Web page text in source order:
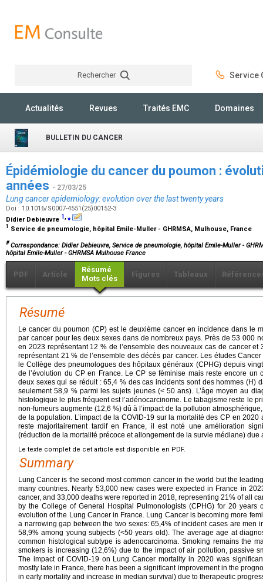
Rechercher Service
Actualités Revues Traités EMC Domaines
BULLETIN DU CANCER
Épidémiologie du cancer du poumon :
années - 27/03/25
Lung cancer epidemiology: evolution over the last twenty years
Doi : 10.1016/S0007-4551(25)00152-3
Didier Debieuvre 1,⁎
1 Service de pneumologie, hôpital Emile-Muller - GHRMSA, Mulhouse, France
#Correspondance: Didier Debieuvre, Service de pneumologie, hôpital Emile-Muller -
hôpital Emile-Muller - GHRMSA Mulhouse France
PDF Article
Résumé
Mots clés
Figures Tableaux
Résumé
Le cancer du poumon (CP) est le deuxième cancer en incidence dans le
par cancer pour les deux sexes dans de nombreux pays. Près de 53 000
en 2023 représentant 12 % de l’ensemble des nouveaux cas de cancer
représentant 21 % de l’ensemble des décès par cancer. Les études
le Collège des pneumologues des hôpitaux généraux (CPHG) depuis
de l’évolution du CP en France. Le CP se féminise mais reste encore un
deux sexes qui se réduit : 65,4 % des cas incidents sont des hommes (H)
seulement 58,9 % parmi les sujets jeunes (< 50 ans). L’âge moyen au
histologique le plus fréquent est l’adénocarcinome. Le tabagisme reste le
non-fumeurs augmente (12,6 %) dû à l’impact de la pollution
de la population. L’impact de la COVID-19 sur la mortalité des CP en
reste majoritairement tardif en France, il est noté une amélioration
(réduction de la mortalité précoce et allongement de la survie médiane) due
Le texte complet de cet article est disponible en PDF.
Summary
Lung Cancer is the second most common cancer in the world but the
many countries. Nearly 53,000 new cases were expected in France in
cancer, and 33,000 deaths were reported in 2018, representing 21% of all
by the College of General Hospital Pulmonologists (CPHG) for 20 years
evolution of the Lung Cancer in France. Lung Cancer is becoming more
a narrowing gap between the two sexes: 65,4% of incident cases are men
58,9% among young subjects (<50 years old). The average age at
common histological subtype is adenocarcinoma. Smoking remains the
smokers is increasing (12,6%) due to the impact of air pollution, passive
The impact of COVID-19 on Lung Cancer mortality in 2020 was
mostly late in France, there has been a significant improvement in the
in early mortality and increase in median survival) due to therapeutic